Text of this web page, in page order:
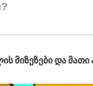
მიზეზები და